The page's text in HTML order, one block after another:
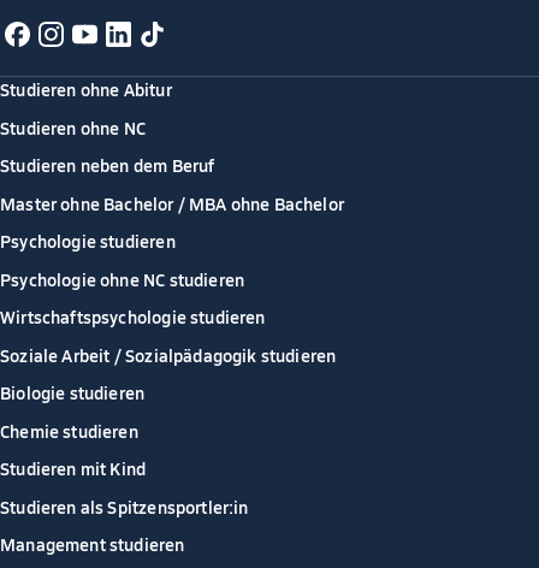
Studieren ohne Abitur
Studieren ohne NC
Studieren neben dem Beruf
Master ohne Bachelor / MBA ohne Bachelor
Psychologie studieren
Psychologie ohne NC studieren
Wirtschaftspsychologie studieren
Soziale Arbeit / Sozialpädagogik studieren
Biologie studieren
Chemie studieren
Studieren mit Kind
Studieren als Spitzensportler:in
Management studieren